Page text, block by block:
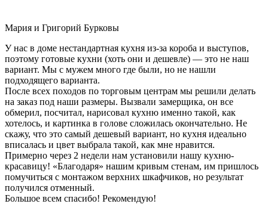
Мария и Григорий Бурковы
У нас в доме нестандартная кухня из-за короба и выступов,
поэтому готовые кухни (хоть они и дешевле) — это не наш
вариант. Мы с мужем много где были, но не нашли
подходящего варианта.
После всех походов по торговым центрам мы решили делать
на заказ под наши размеры. Вызвали замерщика, он все
обмерил, посчитал, нарисовал кухню именно такой, как
хотелось, и картинка в голове сложилась окончательно. Не
скажу, что это самый дешевый вариант, но кухня идеально
вписалась и цвет выбрала такой, как мне нравится.
Примерно через 2 недели нам установили нашу кухню-
красавицу! «Благодаря» нашим кривым стенам, им пришлось
помучиться с монтажом верхних шкафчиков, но результат
получился отменный.
Большое всем спасибо! Рекомендую!